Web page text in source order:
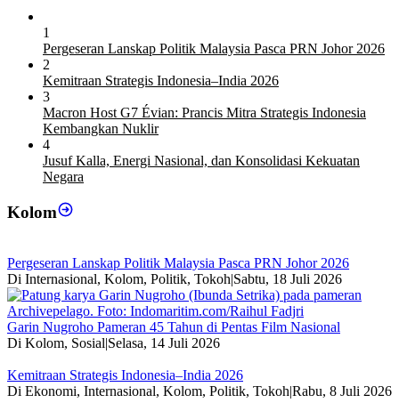
1
Pergeseran Lanskap Politik Malaysia Pasca PRN Johor 2026
2
Kemitraan Strategis Indonesia–India 2026
3
Macron Host G7 Évian: Prancis Mitra Strategis Indonesia
Kembangkan Nuklir
4
Jusuf Kalla, Energi Nasional, dan Konsolidasi Kekuatan
Negara
Kolom
Pergeseran Lanskap Politik Malaysia Pasca PRN Johor 2026
Di Internasional, Kolom, Politik, Tokoh|Sabtu, 18 Juli 2026
Garin Nugroho Pameran 45 Tahun di Pentas Film Nasional
Di Kolom, Sosial|Selasa, 14 Juli 2026
Kemitraan Strategis Indonesia–India 2026
Di Ekonomi, Internasional, Kolom, Politik, Tokoh|Rabu, 8 Juli 2026